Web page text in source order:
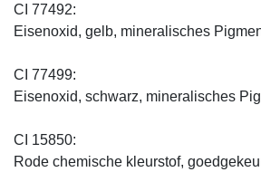
CI 77492:
Eisenoxid, gelb, mineralisches
CI 77499:
Eisenoxid, schwarz, mineralisches
CI 15850:
Rode chemische kleurstof,